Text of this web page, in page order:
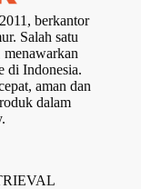
berkantor
Salah satu
menawarkan
di Indonesia.
aman dan
dalam